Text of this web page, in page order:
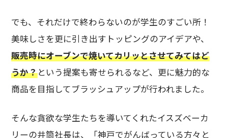
でも、それだけで終わらないのが学生のすごい所！
美味しさを更に引き出すトッピングのアイデアや、
販売時にオーブンで焼いてカリッとさせてみてはど
うか？という提案も寄せられるなど、更に魅力的な
商品を目指してブラッシュアップが行われました。
そんな貪欲な学生たちを導いてくれたイスズベーカ
リーの井筒社長は、「神戸でがんばっている方々と